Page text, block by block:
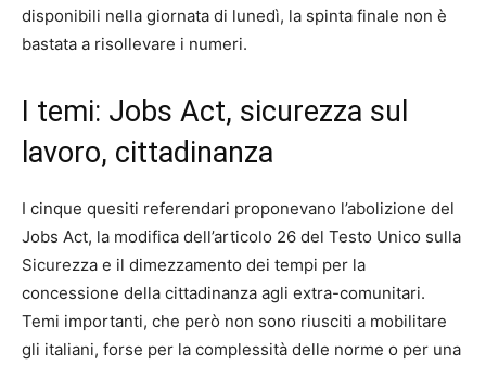
disponibili nella giornata di lunedì, la spinta finale non è
bastata a risollevare i numeri.
I temi: Jobs Act, sicurezza sul
lavoro, cittadinanza
I cinque quesiti referendari proponevano l’abolizione del
Jobs Act, la modifica dell’articolo 26 del Testo Unico sulla
Sicurezza e il dimezzamento dei tempi per la
concessione della cittadinanza agli extra-comunitari.
Temi importanti, che però non sono riusciti a mobilitare
gli italiani, forse per la complessità delle norme o per una